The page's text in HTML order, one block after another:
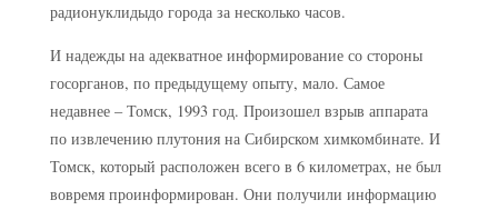
радионуклидыдо города за несколько часов.
И надежды на адекватное информирование со стороны
госорганов, по предыдущему опыту, мало. Самое
недавнее – Томск, 1993 год. Произошел взрыв аппарата
по извлечению плутония на Сибирском химкомбинате. И
Томск, который расположен всего в 6 километрах, не был
вовремя проинформирован. Они получили информацию